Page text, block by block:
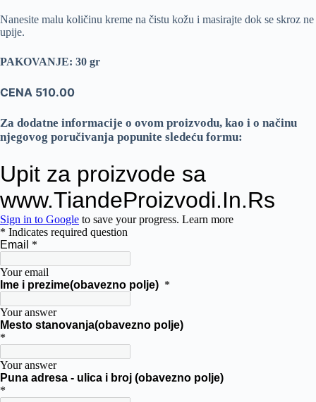
Nanesite malu količinu kreme na čistu kožu i masirajte dok se skroz ne
upije.
PAKOVANJE: 30 gr
CENA 510.00
Za dodatne informacije o ovom proizvodu, kao i o načinu
njegovog poručivanja popunite sledeću formu: